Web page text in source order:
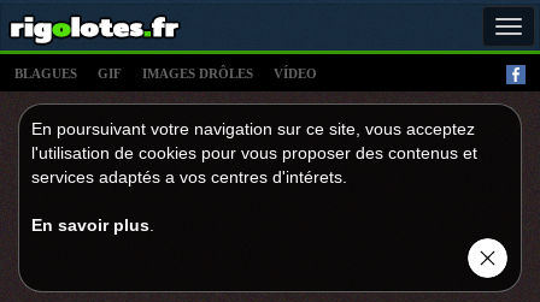
BLAGUES GIF IMAGES DRÔLES VÍDEO
En poursuivant votre navigation sur ce site, vous acceptez
l'utilisation de cookies pour vous proposer des contenus et
services adaptés a vos centres d'intérets.
En savoir plus